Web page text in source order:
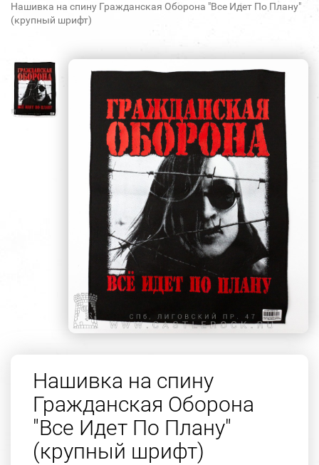
Нашивка на спину Гражданская Оборона "Все Идет По Плану"
(крупный шрифт)
Нашивка на спину
Гражданская Оборона
"Все Идет По Плану"
(крупный шрифт)